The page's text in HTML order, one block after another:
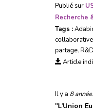
Publié sur
Recherche
Tags :
collaborative
partage, R&D
Article
Il y a 8
"L’Union